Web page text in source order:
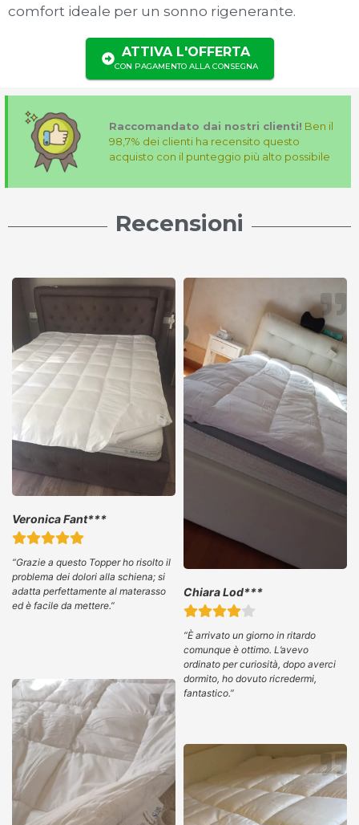
comfort ideale per un sonno rigenerante.
ATTIVA L'OFFERTA
CON PAGAMENTO ALLA CONSEGNA
Raccomandato dai nostri clienti! Ben il
98,7% dei clienti ha recensito questo
acquisto con il punteggio più alto possibile
Recensioni
Veronica Fant***
“Grazie a questo Topper ho risolto il
problema dei dolori alla schiena; si
adatta perfettamente al materasso
ed è facile da mettere.”
Chiara Lod***
“È arrivato un giorno in ritardo
comunque è ottimo. L’avevo
ordinato per curiosità, dopo averci
dormito, ho dovuto ricredermi,
fantastico.”